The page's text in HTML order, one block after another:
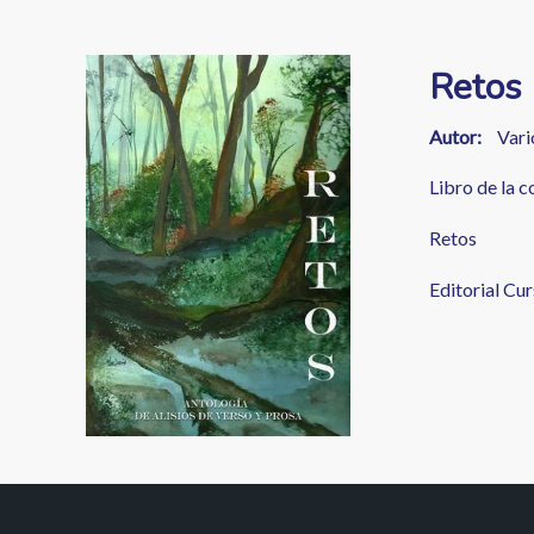
de
ayuda
a
la
navegación
Image Retos
Autor
Libro de la
Retos
Editorial